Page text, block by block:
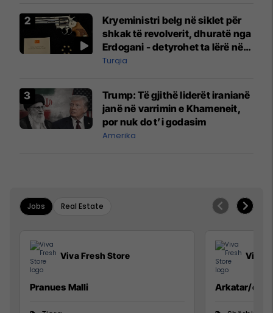
Kryeministri belg në siklet për
shkak të revolverit, dhuratë nga
Erdogani - detyrohet ta lërë në
një bazë ushtarake
Turqia
Trump: Të gjithë liderët iranianë
janë në varrimin e Khameneit,
por nuk do t’i godasim
Amerika
Jobs Real Estate
Viva Fresh Store
Pranues Malli
Viva
Arkatar/e